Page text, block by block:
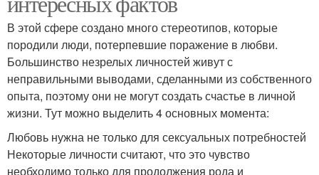
В этой сфере создано много стереотипов, которые
породили люди, потерпевшие поражение в любви.
Большинство незрелых личностей живут с
неправильными выводами, сделанными из собственного
опыта, поэтому они не могут создать счастье в личной
жизни. Тут можно выделить 4 основных момента:
Любовь нужна не только для сексуальных потребностей
Некоторые личности считают, что это чувство
необходимо только для продолжения рода и